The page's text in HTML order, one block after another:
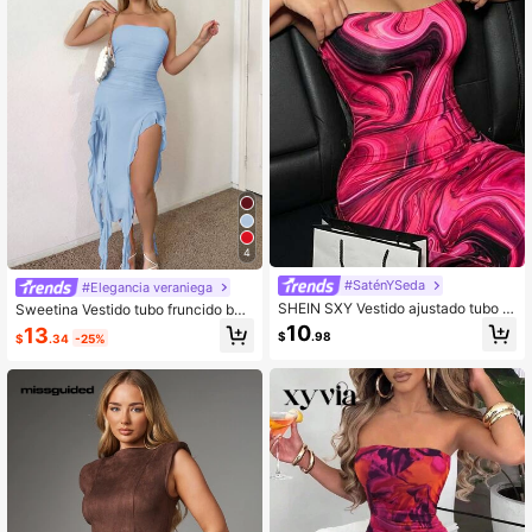
4
#Elegancia veraniega
Sweetina Vestido tubo fruncido baj
o asimétrico
$13.34 -25%
#SaténYSeda
SHEIN SXY Vestido ajustado tubo c
on estampado de mármol
$10.98